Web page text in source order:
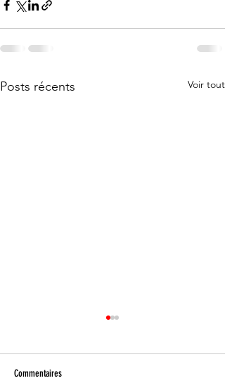
Posts récents Voir tout
Commentaires